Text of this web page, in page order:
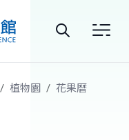
站
植物園
花果曆